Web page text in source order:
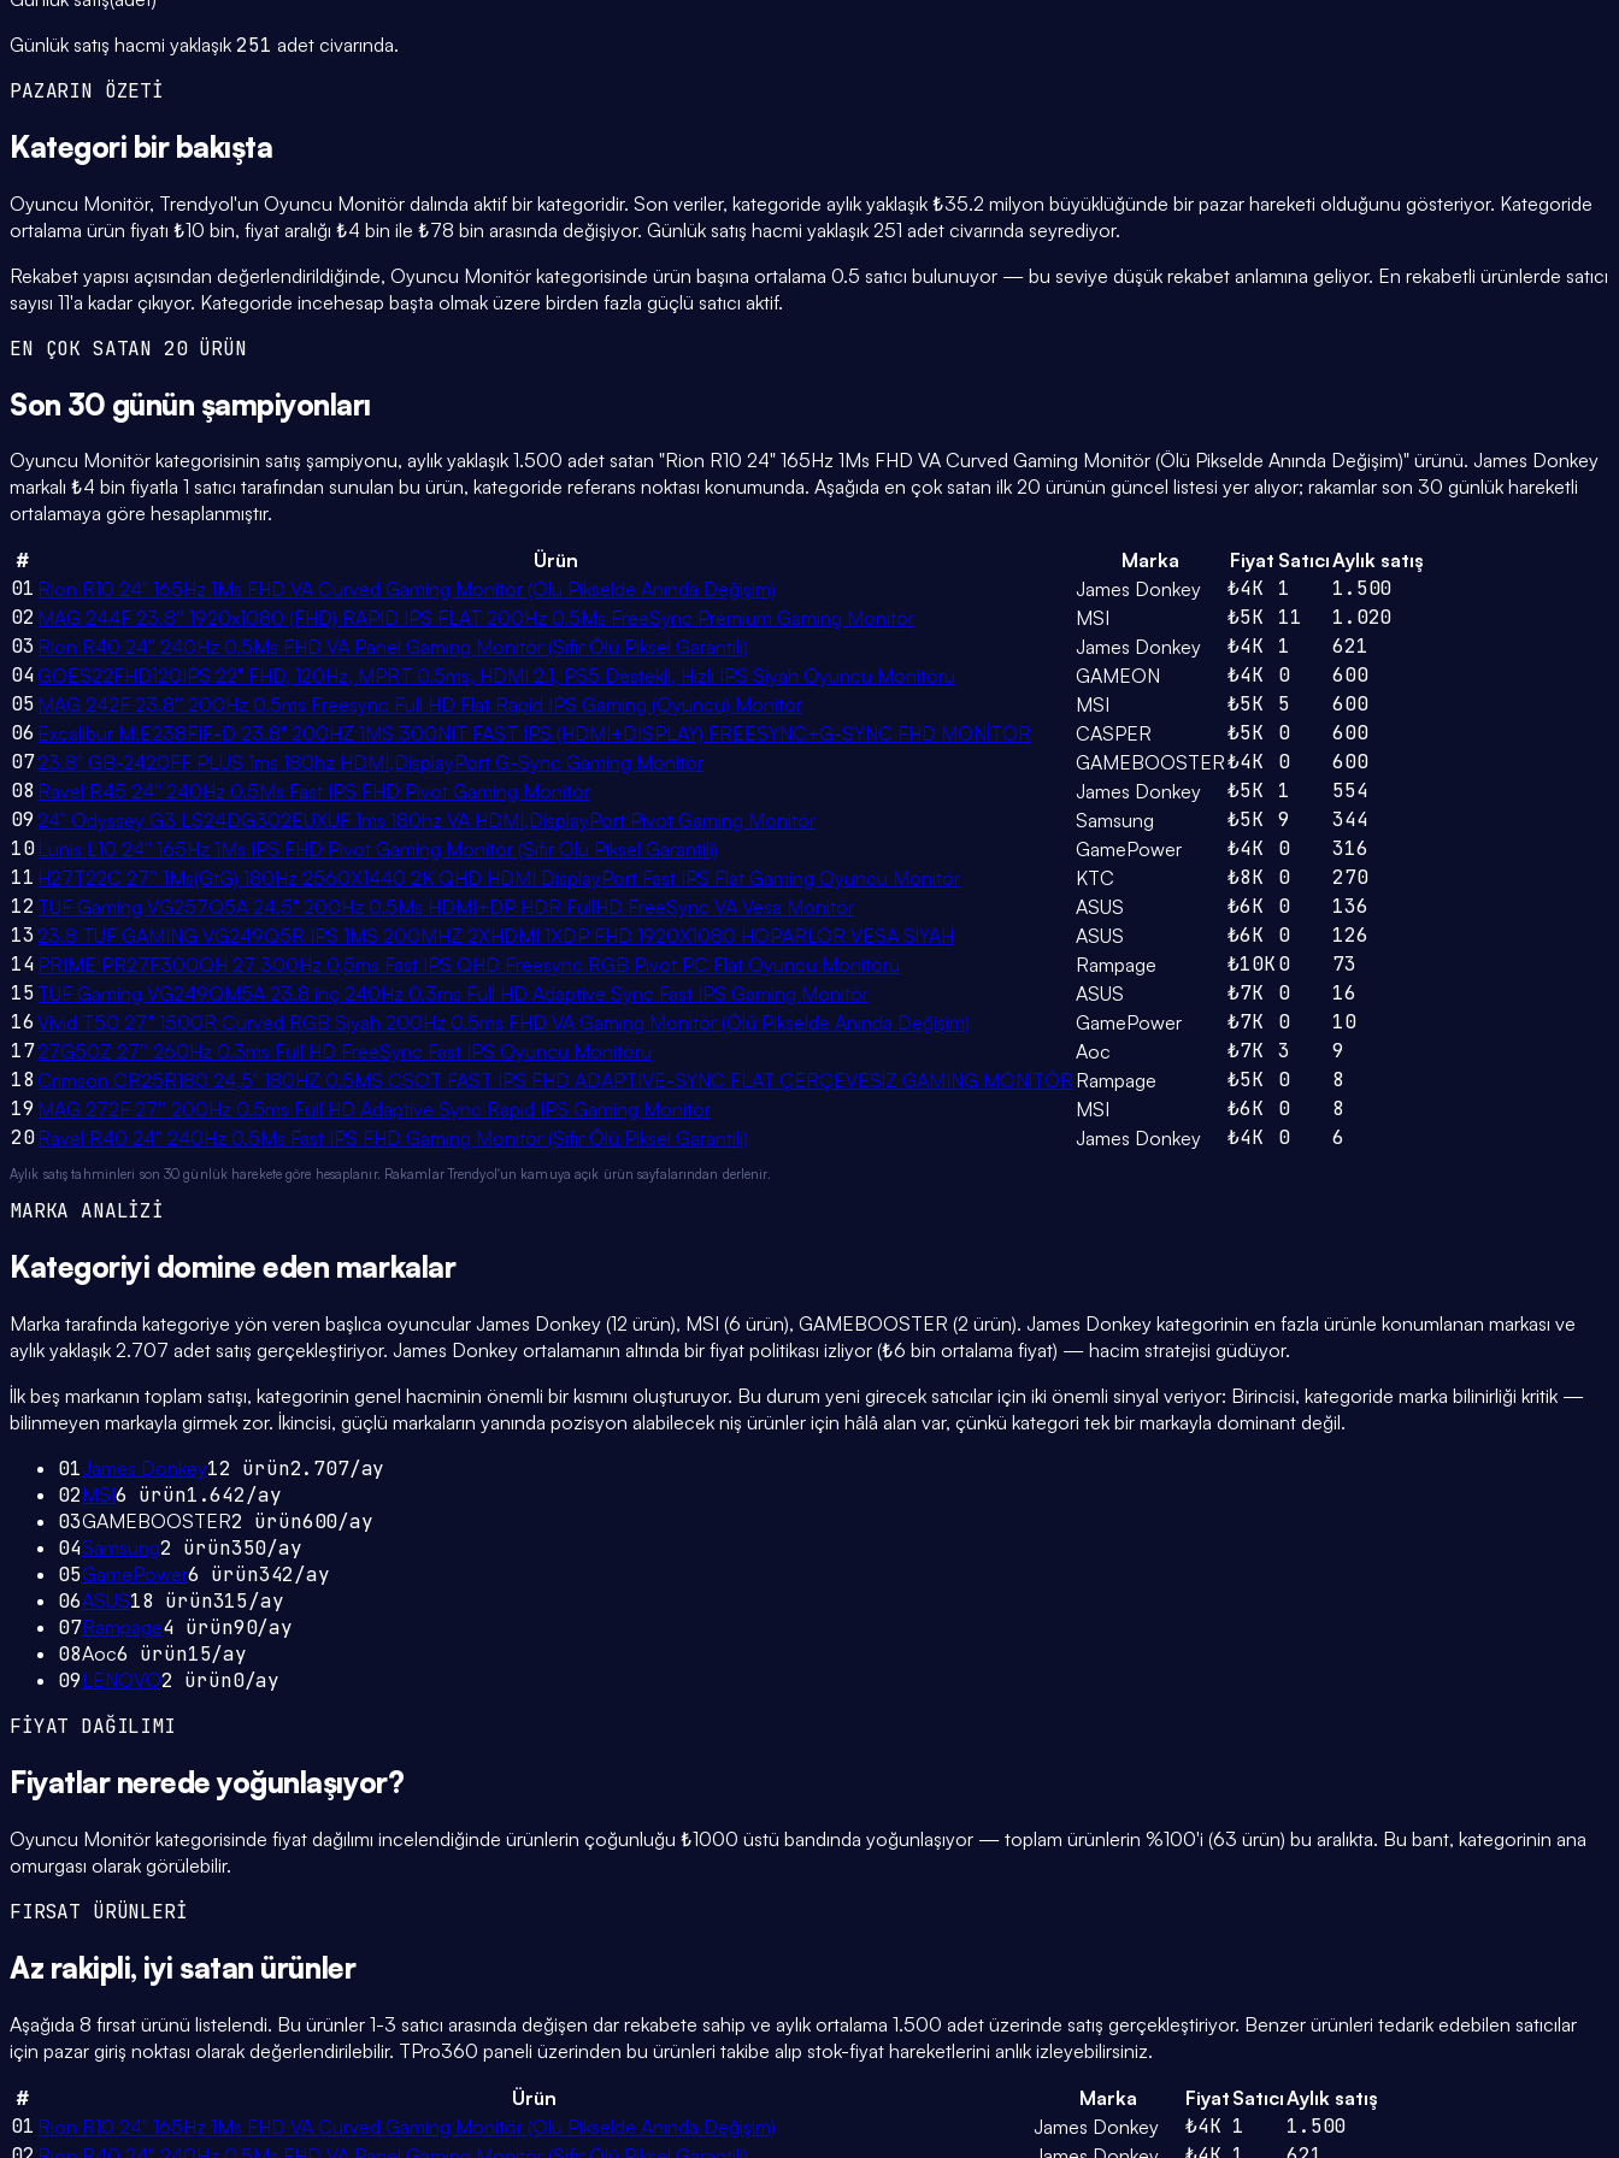
Günlük satış hacmi yaklaşık 251 adet civarında.
PAZARIN ÖZETİ
Kategori bir bakışta
Oyuncu Monitör, Trendyol'un Oyuncu Monitör dalında aktif bir kategoridir. Son veriler, kategoride aylık yaklaşık ₺35.2 milyon büyüklüğünde bir pazar hareketi olduğunu gösteriyor. Kategoride
ortalama ürün fiyatı ₺10 bin, fiyat aralığı ₺4 bin ile ₺78 bin arasında değişiyor. Günlük satış hacmi yaklaşık 251 adet civarında seyrediyor.
Rekabet yapısı açısından değerlendirildiğinde, Oyuncu Monitör kategorisinde ürün başına ortalama 0.5 satıcı bulunuyor — bu seviye düşük rekabet anlamına geliyor. En rekabetli ürünlerde satıcı
sayısı 11'a kadar çıkıyor. Kategoride incehesap başta olmak üzere birden fazla güçlü satıcı aktif.
EN ÇOK SATAN 20 ÜRÜN
Son 30 günün şampiyonları
Oyuncu Monitör kategorisinin satış şampiyonu, aylık yaklaşık 1.500 adet satan "Rion R10 24" 165Hz 1Ms FHD VA Curved Gaming Monitör (Ölü Pikselde Anında Değişim)" ürünü. James Donkey
markalı ₺4 bin fiyatla 1 satıcı tarafından sunulan bu ürün, kategoride referans noktası konumunda. Aşağıda en çok satan ilk 20 ürünün güncel listesi yer alıyor; rakamlar son 30 günlük hareketli
ortalamaya göre hesaplanmıştır.
#
Ürün Marka Fiyat SatıcıAylık satış
01 Rion R10 24" 165Hz 1Ms FHD VA Curved Gaming Monitör (Ölü Pikselde Anında Değişim) James Donkey ₺4K 1
1.500
02 MAG 244F 23.8″ 1920x1080 (FHD) RAPID IPS FLAT 200Hz 0.5Ms FreeSync Premium Gaming Monitör MSI ₺5K 11
1.020
03 Rion R40 24'' 240Hz 0.5Ms FHD VA Panel Gaming Monitör (Sıfır Ölü Piksel Garantili) James Donkey ₺4K 1
621
04 GOES22FHD120IPS 22" FHD, 120Hz, MPRT 0.5ms, HDMI 2.1, PS5 Destekli, Hızlı IPS Siyah Oyuncu Monitörü GAMEON ₺4K 0
600
05 MAG 242F 23.8″ 200Hz 0.5ms Freesync Full HD Flat Rapid IPS Gaming (Oyuncu) Monitör MSI ₺5K 5
600
06 Excalibur M.E238FIF-D 23.8" 200HZ 1MS 300NIT FAST IPS (HDMI+DISPLAY) FREESYNC+G-SYNC FHD MONİTÖR CASPER ₺5K 0
600
0723.8" GB-2420FF PLUS 1ms 180hz HDMI,DisplayPort G-Sync Gaming Monitör GAMEBOOSTER₺4K 0
600
08 Ravel R45 24'' 240Hz 0.5Ms Fast IPS FHD Pivot Gaming Monitör James Donkey ₺5K 1
554
09 24” Odyssey G3 LS24DG302EUXUF 1ms 180hz VA HDMI,DisplayPort Pivot Gaming Monitör Samsung ₺5K 9
344
10Lunis L10 24'' 165Hz 1Ms IPS FHD Pivot Gaming Monitör (Sıfır Ölü Piksel Garantili) GamePower ₺4K 0
316
11 H27T22C 27″ 1Ms(GtG) 180Hz 2560X1440 2K QHD HDMI DisplayPort Fast IPS Flat Gaming Oyuncu Monitör KTC ₺8K 0
270
12 TUF Gaming VG257Q5A 24.5" 200Hz 0.5Ms HDMI+DP HDR FullHD FreeSync VA Vesa Monitör ASUS ₺6K 0
136
1323.8 TUF GAMING VG249Q5R IPS 1MS 200MHZ 2XHDMI 1XDP FHD 1920X1080 HOPARLÖR VESA SİYAH ASUS ₺6K 0
126
14 PRIME PR27F300QH 27 300Hz 0,5ms Fast IPS QHD Freesync RGB Pivot PC Flat Oyuncu Monitörü Rampage ₺10K0
73
15 TUF Gaming VG249QM5A 23.8 inç 240Hz 0.3ms Full HD Adaptive Sync Fast IPS Gaming Monitör ASUS ₺7K 0
16
16 Vivid T50 27" 1500R Curved RGB Siyah 200Hz 0.5ms FHD VA Gaming Monitör (Ölü Pikselde Anında Değişim) GamePower ₺7K 0
10
1727G50Z 27″ 260Hz 0.3ms Full HD FreeSync Fast IPS Oyuncu Monitörü Aoc ₺7K 3
9
18 Crimson CR25R180 24,5" 180HZ 0.5MS CSOT FAST IPS FHD ADAPTIVE-SYNC FLAT ÇERÇEVESİZ GAMING MONİTÖR Rampage ₺5K 0
8
19 MAG 272F 27″ 200Hz 0.5ms Full HD Adaptive Sync Rapid IPS Gaming Monitör MSI ₺6K 0
8
20Ravel R40 24'' 240Hz 0.5Ms Fast IPS FHD Gaming Monitör (Sıfır Ölü Piksel Garantili) James Donkey ₺4K 0 6
Aylık satış tahminleri son 30 günlük harekete göre hesaplanır. Rakamlar Trendyol'un kamuya açık ürün sayfalarından derlenir.
MARKA ANALİZİ
Kategoriyi domine eden markalar
Marka tarafında kategoriye yön veren başlıca oyuncular James Donkey (12 ürün), MSI (6 ürün), GAMEBOOSTER (2 ürün). James Donkey kategorinin en fazla ürünle konumlanan markası ve
aylık yaklaşık 2.707 adet satış gerçekleştiriyor. James Donkey ortalamanın altında bir fiyat politikası izliyor (₺6 bin ortalama fiyat) — hacim stratejisi güdüyor.
İlk beş markanın toplam satışı, kategorinin genel hacminin önemli bir kısmını oluşturuyor. Bu durum yeni girecek satıcılar için iki önemli sinyal veriyor: Birincisi, kategoride marka bilinirliği kritik —
bilinmeyen markayla girmek zor. İkincisi, güçlü markaların yanında pozisyon alabilecek niş ürünler için hâlâ alan var, çünkü kategori tek bir markayla dominant değil.
01James Donkey12 ürün2.707/ay
02MSI6 ürün1.642/ay
03GAMEBOOSTER2 ürün600/ay
04Samsung2 ürün350/ay
05GamePower6 ürün342/ay
06ASUS18 ürün315/ay
07Rampage4 ürün90/ay
08Aoc6 ürün15/ay
09LENOVO2 ürün0/ay
FİYAT DAĞILIMI
Fiyatlar nerede yoğunlaşıyor?
Oyuncu Monitör kategorisinde fiyat dağılımı incelendiğinde ürünlerin çoğunluğu ₺1000 üstü bandında yoğunlaşıyor — toplam ürünlerin %100'i (63 ürün) bu aralıkta. Bu bant, kategorinin ana
omurgası olarak görülebilir.
FIRSAT ÜRÜNLERİ
Az rakipli, iyi satan ürünler
Aşağıda 8 fırsat ürünü listelendi. Bu ürünler 1-3 satıcı arasında değişen dar rekabete sahip ve aylık ortalama 1.500 adet üzerinde satış gerçekleştiriyor. Benzer ürünleri tedarik edebilen satıcılar
için pazar giriş noktası olarak değerlendirilebilir. TPro360 paneli üzerinden bu ürünleri takibe alıp stok-fiyat hareketlerini anlık izleyebilirsiniz.
#
Ürün Marka Fiyat SatıcıAylık satış
01 Rion R10 24" 165Hz 1Ms FHD VA Curved Gaming Monitör (Ölü Pikselde Anında Değişim) James Donkey ₺4K 1
1.500